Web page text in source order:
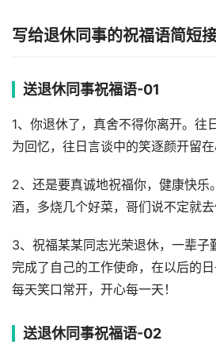
写给退休同事的祝福语简短接
送退休同事祝福语-01
1、你退休了，真舍不得你离开。往
为回忆，往日言谈中的笑逐颜开留在
2、还是要真诚地祝福你，健康快乐
酒，多烧几个好菜，哥们说不定就去
3、祝福某某同志光荣退休，一辈子
完成了自己的工作使命，在以后的日
每天笑口常开，开心每一天！
送退休同事祝福语-02